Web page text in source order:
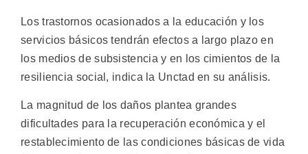
Los trastornos ocasionados a la educación y los
servicios básicos tendrán efectos a largo plazo en
los medios de subsistencia y en los cimientos de la
resiliencia social, indica la Unctad en su análisis.
La magnitud de los daños plantea grandes
dificultades para la recuperación económica y el
restablecimiento de las condiciones básicas de vida